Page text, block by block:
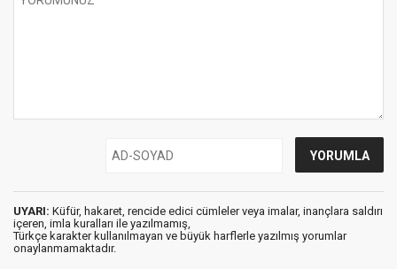
UYARI: Küfür, hakaret, rencide edici cümleler veya imalar, inançlara saldırı
içeren, imla kuralları ile yazılmamış,
Türkçe karakter kullanılmayan ve büyük harflerle yazılmış yorumlar
onaylanmamaktadır.